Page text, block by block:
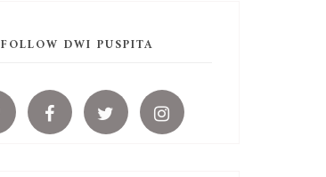
FOLLOW DWI PUSPITA